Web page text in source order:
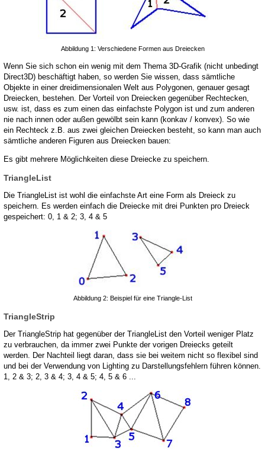
Abbildung 1: Verschiedene Formen aus Dreiecken
Wenn Sie sich schon ein wenig mit dem Thema 3D-Grafik (nicht unbedingt
Direct3D) beschäftigt haben, so werden Sie wissen, dass sämtliche
Objekte in einer dreidimensionalen Welt aus Polygonen, genauer gesagt
Dreiecken, bestehen. Der Vorteil von Dreiecken gegenüber Rechtecken,
usw. ist, dass es zum einen das einfachste Polygon ist und zum anderen
nie nach innen oder außen gewölbt sein kann (konkav / konvex). So wie
ein Rechteck z.B. aus zwei gleichen Dreiecken besteht, so kann man auch
sämtliche anderen Figuren aus Dreiecken bauen:
Es gibt mehrere Möglichkeiten diese Dreiecke zu speichern.
TriangleList
Die TriangleList ist wohl die einfachste Art eine Form als Dreieck zu
speichern. Es werden einfach die Dreiecke mit drei Punkten pro Dreieck
gespeichert: 0, 1 & 2; 3, 4 & 5
Abbildung 2: Beispiel für eine Triangle-List
TriangleStrip
Der TriangleStrip hat gegenüber der TriangleList den Vorteil weniger Platz
zu verbrauchen, da immer zwei Punkte der vorigen Dreiecks geteilt
werden. Der Nachteil liegt daran, dass sie bei weitem nicht so flexibel sind
und bei der Verwendung von Lighting zu Darstellungsfehlern führen können.
1, 2 & 3; 2, 3 & 4; 3, 4 & 5; 4, 5 & 6 ...